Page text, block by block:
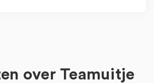
over Teamuitje